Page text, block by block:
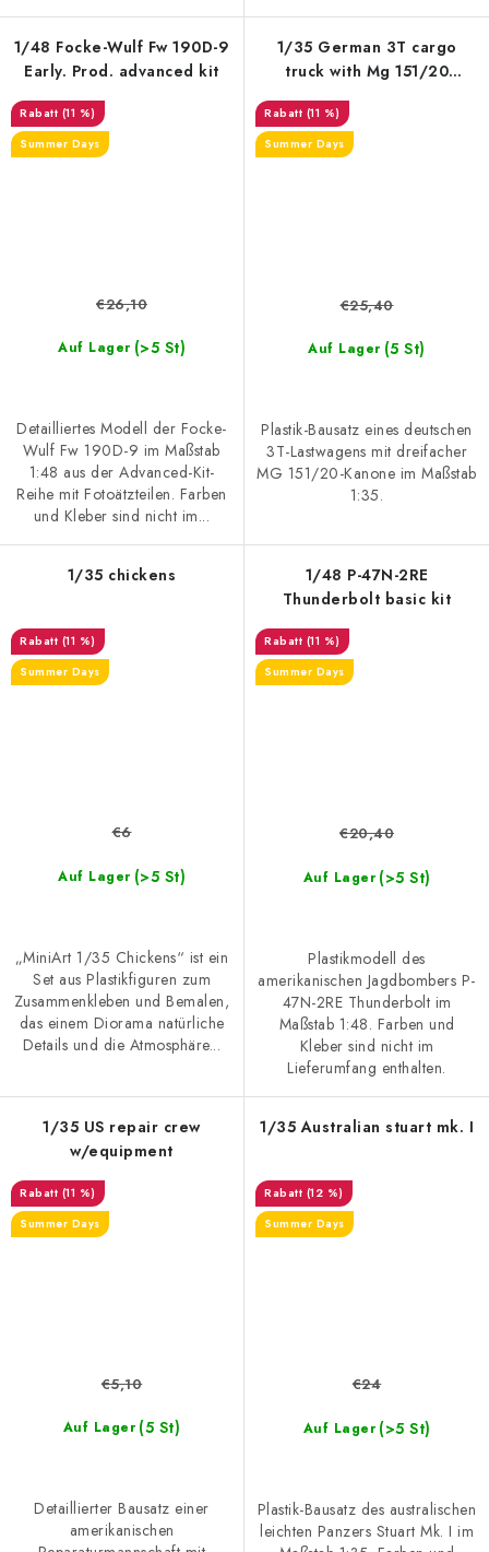
1/48 Focke-Wulf Fw 190D-9
Early. Prod. advanced kit
(11 %)
Summer Days
Auf Lager (>5 St)
€26,10
Detailliertes Modell der Focke-
Wulf Fw 190D-9 im Maßstab
1:48 aus der Advanced-Kit-
Reihe mit Fotoätzteilen. Farben
und Kleber sind nicht im...
1/35 German 3T cargo
truck with Mg 151/20
(11 %)
Summer Days
Auf Lager (5 St)
€25,40
Plastik-Bausatz eines deutschen
3T-Lastwagens mit dreifacher
MG 151/20-Kanone im Maßstab
1:35.
1/35 chickens
(11 %)
Summer Days
Auf Lager (>5 St)
€6
„MiniArt 1/35 Chickens“ ist ein
Set aus Plastikfiguren zum
Zusammenkleben und Bemalen,
das einem Diorama natürliche
Details und die Atmosphäre...
1/48 P-47N-2RE
Thunderbolt basic kit
(11 %)
Summer Days
Auf Lager (>5 St)
€20,40
Plastikmodell des
amerikanischen Jagdbombers P-
47N-2RE Thunderbolt im
Maßstab 1:48. Farben und
Kleber sind nicht im
Lieferumfang enthalten.
1/35 US repair crew
w/equipment
(11 %)
Summer Days
Auf Lager (5 St)
€5,10
Detaillierter Bausatz einer
amerikanischen
1/35 Australian stuart mk. I
(12 %)
Summer Days
Auf Lager (>5 St)
€24
Plastik-Bausatz des australischen
leichten Panzers Stuart Mk. I im